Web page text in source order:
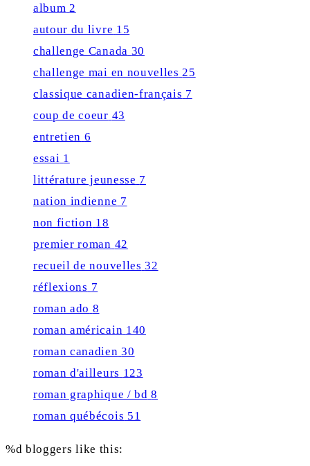
album 2
autour du livre 15
challenge Canada 30
challenge mai en nouvelles 25
classique canadien-français 7
coup de coeur 43
entretien 6
essai 1
littérature jeunesse 7
nation indienne 7
non fiction 18
premier roman 42
recueil de nouvelles 32
réflexions 7
roman ado 8
roman américain 140
roman canadien 30
roman d'ailleurs 123
roman graphique / bd 8
roman québécois 51
%d bloggers like this: